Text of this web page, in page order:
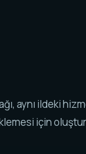
aynı ildeki
için